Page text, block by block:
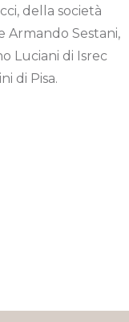
della società
Armando Sestani,
Luciani di Isrec
di Pisa.